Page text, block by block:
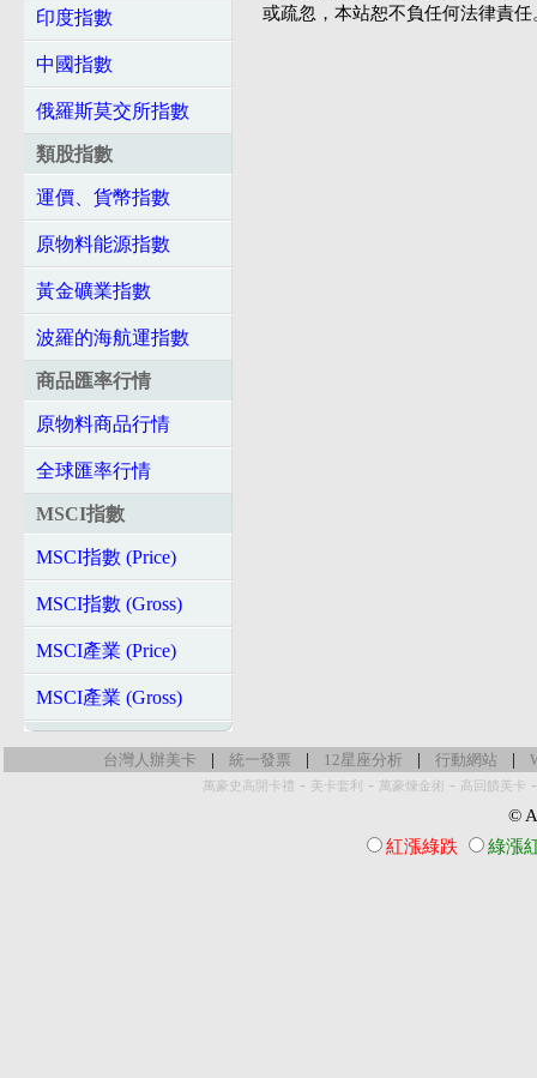
印度指數
中國指數
俄羅斯莫交所指數
類股指數
運價、貨幣指數
原物料能源指數
黃金礦業指數
波羅的海航運指數
商品匯率行情
原物料商品行情
全球匯率行情
MSCI指數
MSCI指數 (Price)
MSCI指數 (Gross)
MSCI產業 (Price)
MSCI產業 (Gross)
或疏忽，本站恕不負任何法律責任
台灣人辦美卡 | 統一發票 | 12星座分析 | 行動網站 |
萬豪史高開卡禮 - 美卡套利 - 萬豪煉金術 - 高回饋美卡
©
紅漲綠跌
綠漲